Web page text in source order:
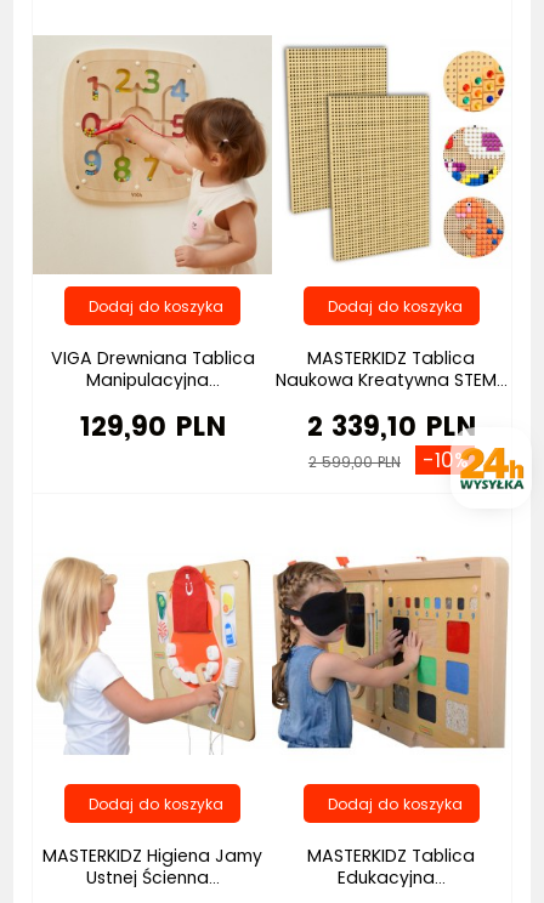
VIGA Drewniana Tablica
Manipulacyjna...
129,90 PLN
MASTERKIDZ Tablica
Naukowa Kreatywna STEM...
2 339,10 PLN
2 599,00 PLN -10%
MASTERKIDZ Higiena Jamy
Ustnej Ścienna...
MASTERKIDZ Tablica
Edukacyjna...